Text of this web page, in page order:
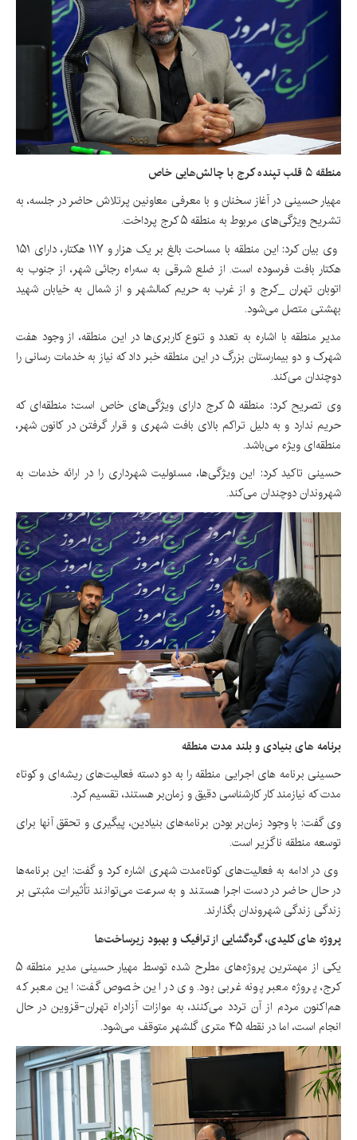
منطقه ۵ قلب تپنده کرج با چالش‌هایی خاص
مهیار حسینی در آغاز سخنان و با معرفی معاونین پرتلاش حاضر در جلسه، به
تشریح ویژگی‌های مربوط به منطقه ۵ کرج پرداخت.
وی بیان کرد: این منطقه با مساحت بالغ بر یک هزار و ۱۱۷ هکتار، دارای ۱۵۱
هکتار بافت فرسوده است. از ضلع شرقی به سه‌راه رجائی شهر، از جنوب به
اتوبان تهران _کرج و از غرب به حریم کمالشهر و از شمال به خیابان شهید
بهشتی متصل می‌شود.
مدیر منطقه با اشاره به تعدد و تنوع کاربری‌ها در این منطقه، از وجود هفت
شهرک و دو بیمارستان بزرگ در این منطقه خبر داد که نیاز به خدمات رسانی را
دوچندان می‌کند.
وی تصریح کرد: منطقه ۵ کرج دارای ویژگی‌های خاص است؛ منطقه‌ای که
حریم ندارد و به دلیل تراکم بالای بافت شهری و قرار گرفتن در کانون شهر،
منطقه‌ای ویژه می‌باشد.
حسینی تاکید کرد: این ویژگی‌ها، مسئولیت شهرداری را در ارائه خدمات به
شهروندان دوچندان می‌کند.
برنامه های بنیادی و بلند مدت منطقه
حسینی برنامه های اجرایی منطقه را به دو دسته فعالیت‌های ریشه‌ای و کوتاه
مدت که نیازمند کار کارشناسی دقیق و زمان‌بر هستند، تقسیم کرد.
وی گفت: با وجود زمان‌بر بودن برنامه‌های بنیادین، پیگیری و تحقق آنها برای
توسعه منطقه ناگزیر است.
وی در ادامه به فعالیت‌های کوتاه‌مدت شهری اشاره کرد و گفت: این برنامه‌ها
در حال حاضر در دست اجرا هستند و به سرعت می‌توانند تأثیرات مثبتی بر
زندگی زندگی شهروندان بگذارند.
پروژه های کلیدی، گره‌گشایی از ترافیک و بهبود زیرساخت‌ها
یکی از مهمترین پروژه‌های مطرح شده توسط مهیار حسینی مدیر منطقه ۵
کرج، پروژه معبر پونه غربی بود. وی در این خصوص گفت: این معبر که
هم‌اکنون مردم از آن تردد می‌کنند، به موازات آزادراه تهران-قزوین در حال
انجام است، اما در نقطه ۴۵ متری گلشهر متوقف می‌شود.